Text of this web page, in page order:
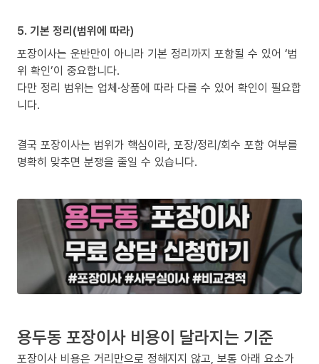
5. 기본 정리(범위에 따라)
포장이사는 운반만이 아니라 기본 정리까지 포함될 수 있어 ‘범
위 확인’이 중요합니다.
다만 정리 범위는 업체·상품에 따라 다를 수 있어 확인이 필요합
니다.
결국 포장이사는 범위가 핵심이라, 포장/정리/회수 포함 여부를
명확히 맞추면 분쟁을 줄일 수 있습니다.
용두동 포장이사 비용이 달라지는 기준
포장이사 비용은 거리만으로 정해지지 않고, 보통 아래 요소가